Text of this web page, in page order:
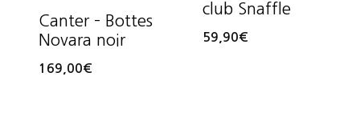
Canter – Bottes
Novara noir
169,00€
club Snaffle
59,90€